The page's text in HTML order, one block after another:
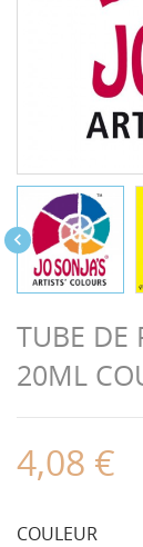

TUBE DE
20ML
4,08 €
COULEUR